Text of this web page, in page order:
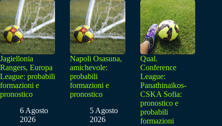
Jagiellonia
Rangers, Europa
League: probabili
formazioni e
pronostico
6 Agosto
2026
Napoli Osasuna,
amichevole:
probabili
formazioni e
pronostico
5 Agosto
2026
Qual.
Conference
League:
Panathinaikos-
CSKA Sofia:
pronostico e
probabili
formazioni